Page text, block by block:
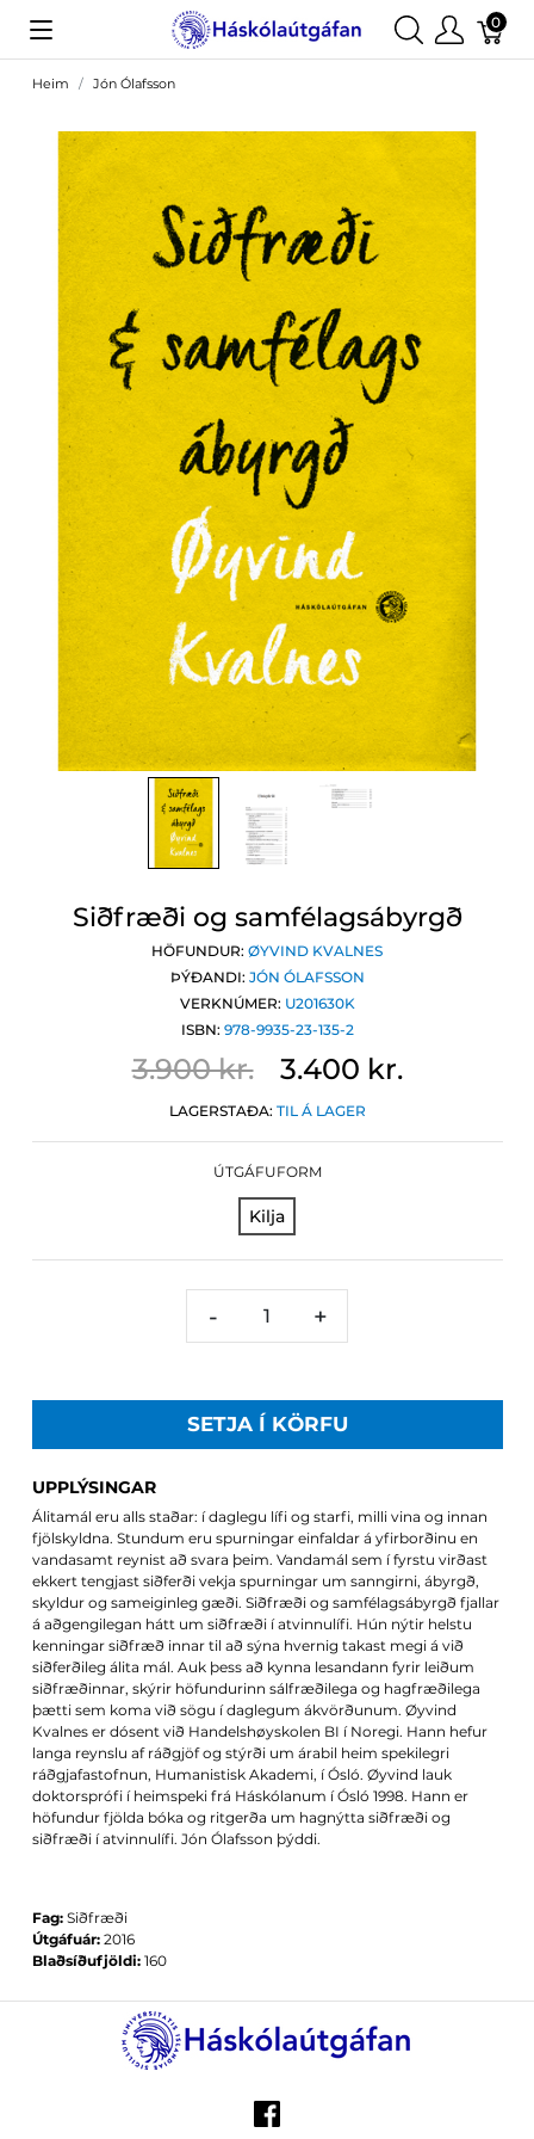
0
Heim Jón Ólafsson
Siðfræði og samfélagsábyrgð
HÖFUNDUR: ØYVIND KVALNES
ÞÝÐANDI: JÓN ÓLAFSSON
VERKNÚMER: U201630K
ISBN: 978-9935-23-135-2
3.900 kr. 3.400 kr.
LAGERSTAÐA: TIL Á LAGER
ÚTGÁFUFORM
Kilja
- +
SETJA Í KÖRFU
UPPLÝSINGAR
Álitamál eru alls staðar: í daglegu lífi og starfi, milli vina og innan
fjölskyldna. Stundum eru spurningar einfaldar á yfirborðinu en
vandasamt reynist að svara þeim. Vandamál sem í fyrstu virðast
ekkert tengjast siðferði vekja spurningar um sanngirni, ábyrgð,
skyldur og sameiginleg gæði. Siðfræði og samfélagsábyrgð fjallar
á aðgengilegan hátt um siðfræði í atvinnulífi. Hún nýtir helstu
kenningar siðfræð­ innar til að sýna hvernig takast megi á við
siðferðileg álita­ mál. Auk þess að kynna lesandann fyrir leiðum
siðfræðinnar, skýrir höfundurinn sálfræðilega og hagfræðilega
þætti sem koma við sögu í daglegum ákvörðunum. Øyvind
Kvalnes er dósent við Handelshøyskolen BI í Noregi. Hann hefur
langa reynslu af ráðgjöf og stýrði um árabil heim­ spekilegri
ráðgjafastofnun, Humanistisk Akademi, í Ósló. Øyvind lauk
doktorsprófi í heimspeki frá Háskólanum í Ósló 1998. Hann er
höfundur fjölda bóka og ritgerða um hagnýtta siðfræði og
siðfræði í atvinnulífi. Jón Ólafsson þýddi.
Fag: Siðfræði
Útgáfuár: 2016
Blaðsíðufjöldi: 160